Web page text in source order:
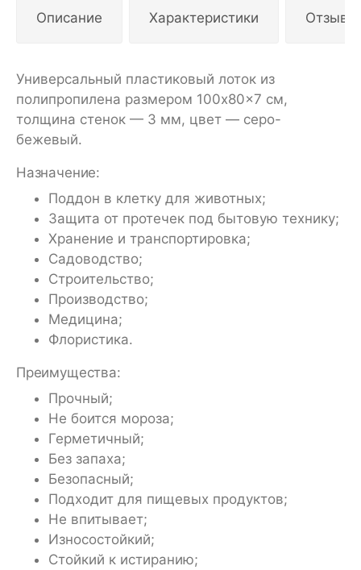
Описание Характеристики
Универсальный пластиковый лоток из
полипропилена размером 100x80x7 см,
толщина стенок — 3 мм, цвет — серо-
бежевый.
Назначение:
Поддон в клетку для животных;
Защита от протечек под бытовую технику;
Хранение и транспортировка;
Садоводство;
Строительство;
Производство;
Медицина;
Флористика.
Преимущества:
Прочный;
Не боится мороза;
Герметичный;
Без запаха;
Безопасный;
Подходит для пищевых продуктов;
Не впитывает;
Износостойкий;
Стойкий к истиранию;